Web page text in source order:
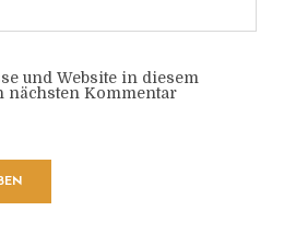
und Website in diesem
nächsten Kommentar